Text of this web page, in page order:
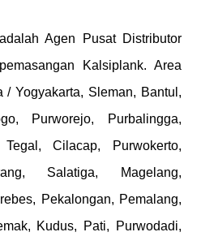
Agen Pusat Distributor
Kalsiplank. Area
/ Yogyakarta, Sleman, Bantul,
Purworejo, Purbalingga,
Cilacap, Purwokerto,
Salatiga, Magelang,
Pekalongan, Pemalang,
Kudus, Pati, Purwodadi,